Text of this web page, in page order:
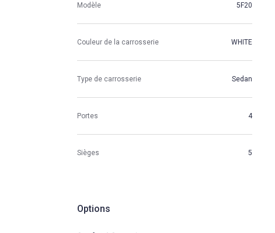
Modèle 5F20
Couleur de la carrosserie WHITE
Type de carrosserie Sedan
Portes 4
Sièges 5
Options